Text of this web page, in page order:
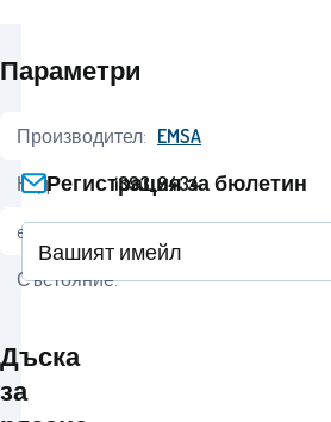
Дъска
за
Параметри
Производител: EMSA
Код:
i393_9434
ean:
Състояние:
Регистрация за бюлетин